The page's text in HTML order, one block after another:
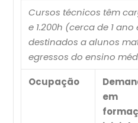
Cursos técnicos têm
e 1.200h (cerca de 1
destinados a alunos
egressos do ensino
Ocupação
em